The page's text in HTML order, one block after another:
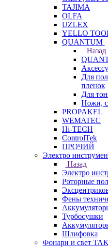
TAJIMA
OLFA
UZLEX
YELLO
QUANTUM
Назад
Для
пленок
Для
Ножи,
PROPAKEL
WEMATEC
Hi-TECH
ControlTek
ПРОЧИЙ
Электро
Назад
Электро
Роторные
Фены
Турбосушки
Шлифовка
Фонари и свет